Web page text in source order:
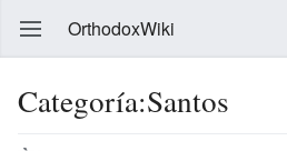
OrthodoxWiki
Categoría:Santos